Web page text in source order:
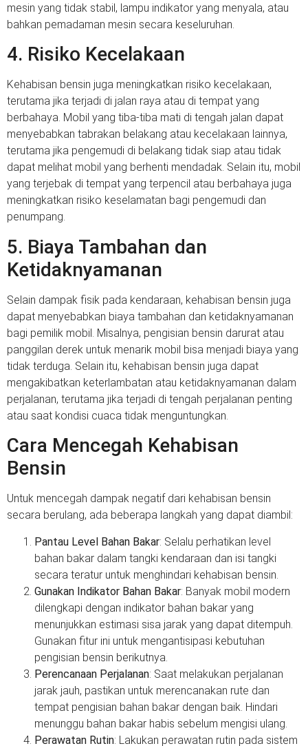
mesin yang tidak stabil, lampu indikator yang menyala, atau
bahkan pemadaman mesin secara keseluruhan.
4. Risiko Kecelakaan
Kehabisan bensin juga meningkatkan risiko kecelakaan,
terutama jika terjadi di jalan raya atau di tempat yang
berbahaya. Mobil yang tiba-tiba mati di tengah jalan dapat
menyebabkan tabrakan belakang atau kecelakaan lainnya,
terutama jika pengemudi di belakang tidak siap atau tidak
dapat melihat mobil yang berhenti mendadak. Selain itu, mobil
yang terjebak di tempat yang terpencil atau berbahaya juga
meningkatkan risiko keselamatan bagi pengemudi dan
penumpang.
5. Biaya Tambahan dan
Ketidaknyamanan
Selain dampak fisik pada kendaraan, kehabisan bensin juga
dapat menyebabkan biaya tambahan dan ketidaknyamanan
bagi pemilik mobil. Misalnya, pengisian bensin darurat atau
panggilan derek untuk menarik mobil bisa menjadi biaya yang
tidak terduga. Selain itu, kehabisan bensin juga dapat
mengakibatkan keterlambatan atau ketidaknyamanan dalam
perjalanan, terutama jika terjadi di tengah perjalanan penting
atau saat kondisi cuaca tidak menguntungkan.
Cara Mencegah Kehabisan
Bensin
Untuk mencegah dampak negatif dari kehabisan bensin
secara berulang, ada beberapa langkah yang dapat diambil:
Pantau Level Bahan Bakar: Selalu perhatikan level
bahan bakar dalam tangki kendaraan dan isi tangki
secara teratur untuk menghindari kehabisan bensin.
Gunakan Indikator Bahan Bakar: Banyak mobil modern
dilengkapi dengan indikator bahan bakar yang
menunjukkan estimasi sisa jarak yang dapat ditempuh.
Gunakan fitur ini untuk mengantisipasi kebutuhan
pengisian bensin berikutnya.
Perencanaan Perjalanan: Saat melakukan perjalanan
jarak jauh, pastikan untuk merencanakan rute dan
tempat pengisian bahan bakar dengan baik. Hindari
menunggu bahan bakar habis sebelum mengisi ulang.
Perawatan Rutin: Lakukan perawatan rutin pada sistem